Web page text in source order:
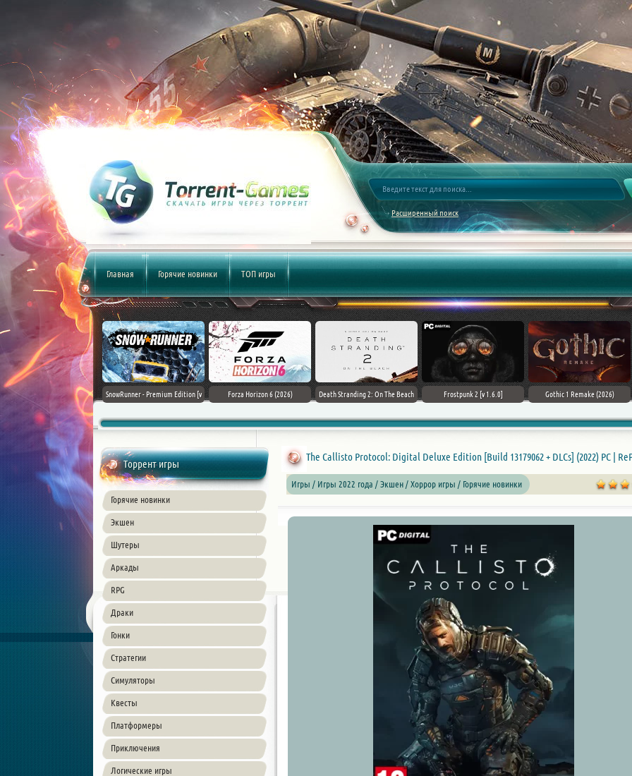
Расширенный поиск
Главная Горячие новинки ТОП игры
Assassin's Creed Black Flag
Resynced (2026) PC
SnowRunner - Premium Edition [v
Forza Horizon 6 (2026) Death Stranding 2: On The Beach Frostpunk 2 [v 1.6.0] Gothic 1 Remake (2026)
Торрент игры
Горячие новинки
Экшен
Шутеры
Аркады
RPG
Драки
Гонки
Стратегии
Симуляторы
Квесты
Платформеры
Приключения
Логические игры
The Callisto Protocol: Digital Deluxe Edition [Build 13179062 + DLCs] (2022) PC |
Игры / Игры 2022 года / Экшен / Хоррор игры / Горячие новинки